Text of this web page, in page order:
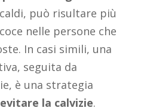
può risultare più
nelle persone che
In casi simili, una
seguita da
è una strategia
la calvizie.